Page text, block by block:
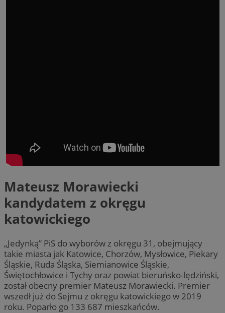
Mateusz Morawiecki
kandydatem z okręgu
katowickiego
„Jedynką” PiS do wyborów z okręgu 31, obejmujący
takie miasta jak Katowice, Chorzów, Mysłowice, Piekary
Śląskie, Ruda Śląska, Siemianowice Śląskie,
Świętochłowice i Tychy oraz powiat bieruńsko-lędziński,
został obecny premier Mateusz Morawiecki. Premier
wszedł już do Sejmu z okręgu katowickiego w 2019
roku. Poparło go 133 687 mieszkańców.